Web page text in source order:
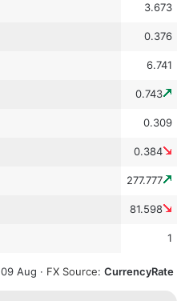
3.673
0.376
6.741
0.743
0.309
0.384
277.777
81.598
1
09 Aug · FX Source: CurrencyRate